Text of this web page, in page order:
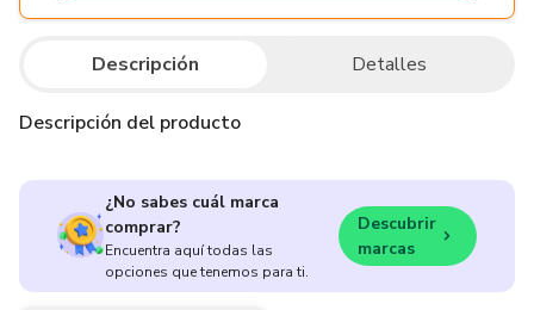
Descripción Detalles
Descripción del producto
¿No sabes cuál marca
comprar?
Encuentra aquí todas las
opciones que tenemos para ti.
Descubrir
marcas